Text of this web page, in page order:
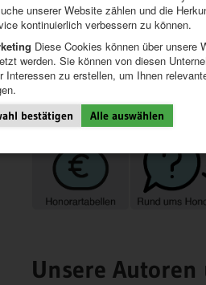
unserer Website zählen und die
kontinuierlich verbessern zu können.
Diese Cookies können über unsere
werden. Sie können von diesen
Interessen zu erstellen, um Ihnen
bestätigen Alle auswählen
Honorar und
Unsere